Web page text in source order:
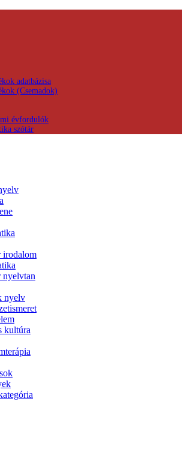
adatbázisa
(Csemadok)
évfordulók
szótár
irodalom
nyelvtan
nyelv
kultúra